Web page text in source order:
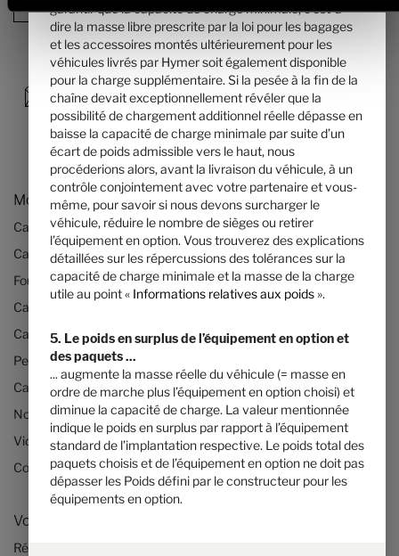
Modèles & Technologies
Camping-cars
Camping-cars HYMER sur base Mercedes
Fourgons aménagés
Camping-cars profilés
Camping-cars intégraux
Petits camping-cars
Camping car jusqu’à 3,5 tonnes
Nos technologies
Vidéos Quickstart sur les camping-cars HYMER
Configurateur camping-car et fourgon aménagé
Voyages & expériences
Récits de voyage
garantir que la capacité de charge minimale, c’est-à-
dire la masse libre prescrite par la loi pour les bagages
et les accessoires montés ultérieurement pour les
véhicules livrés par Hymer soit également disponible
pour la charge supplémentaire. Si la pesée à la fin de la
chaîne devait exceptionnellement révéler que la
possibilité de chargement additionnel réelle dépasse en
baisse la capacité de charge minimale par suite d’un
écart de poids admissible vers le haut, nous
procéderions alors, avant la livraison du véhicule, à un
contrôle conjointement avec votre partenaire et vous-
même, pour savoir si nous devons surcharger le
véhicule, réduire le nombre de sièges ou retirer
l’équipement en option. Vous trouverez des explications
détaillées sur les répercussions des tolérances sur la
capacité de charge minimale et la masse de la charge
utile au point « Informations relatives aux poids ».
5. Le poids en surplus de l’équipement en option et
des paquets ...
... augmente la masse réelle du véhicule (= masse en
ordre de marche plus l’équipement en option choisi) et
diminue la capacité de charge. La valeur mentionnée
indique le poids en surplus par rapport à l’équipement
standard de l’implantation respective. Le poids total des
paquets choisis et de l’équipement en option ne doit pas
dépasser les Poids défini par le constructeur pour les
équipements en option.